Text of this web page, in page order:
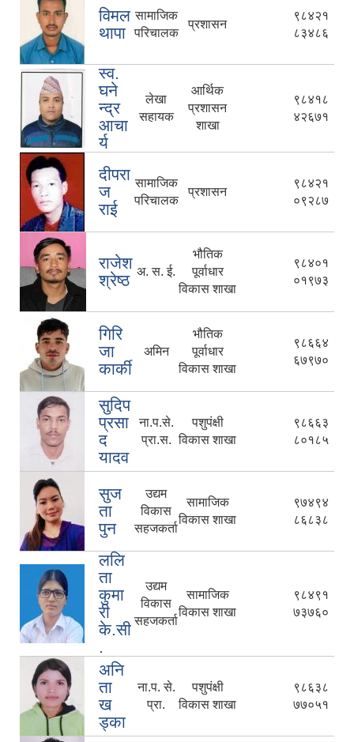
विमल
थापा
सामाजिक
परिचालक
प्रशासन
९८४२१
८३४८६
स्व.
घने
न्द्र
आचा
र्य
लेखा
सहायक
आर्थिक
प्रशासन
शाखा
९८४१८
४२६७१
दीपरा
ज
राई
सामाजिक
परिचालक
प्रशासन
९८४२१
०९२८७
राजेश
श्रेष्ठ अ. स. ई.
भौतिक
पूर्वाधार
विकास शाखा
९८४०१
०१९७३
गिरि
जा
कार्की
अमिन
भौतिक
पूर्वाधार
विकास शाखा
९८६६४
६७९७०
सुदिप
प्रसा
द
यादव
ना.प.से.
प्रा.स.
पशुपंक्षी
विकास शाखा
९८६६३
८०१८५
सुज
ता
पुन
उद्यम
विकास
सहजकर्ता
सामाजिक
विकास शाखा
९७४९४
८६८३८
ललि
ता
कुमा
री
के.सी
.
उद्यम
विकास
सहजकर्ता
सामाजिक
विकास शाखा
९८४९१
७३७६०
अनि
ता
ख
ड्का
ना.प. से.
प्रा.
पशुपंक्षी
विकास शाखा
९८६३८
७७०५१